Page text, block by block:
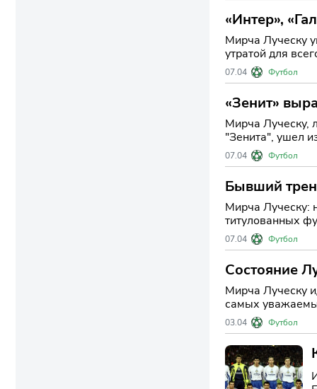
«Интер»,
Мирча Луческу ушёл из
утратой для
году жизни,
07.04 Футбол
«Зенит»
Мирча Луческу,
"Зенита", ушел
подчеркнув его в
07.04 Футбол
Бывший
Мирча Луческу: не стало
титулованных
большая потер
07.04 Футбол
Состояние
Мирча Луческу
самых
случившегося на
03.04 Футбол